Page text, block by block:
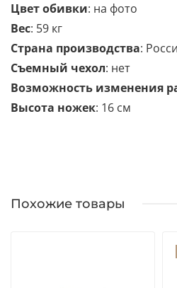
Цвет обивки: на фото
Вес: 59 кг
Страна производства:
Съемный чехол: нет
Возможность изменения
Высота ножек: 16 см
Похожие товары